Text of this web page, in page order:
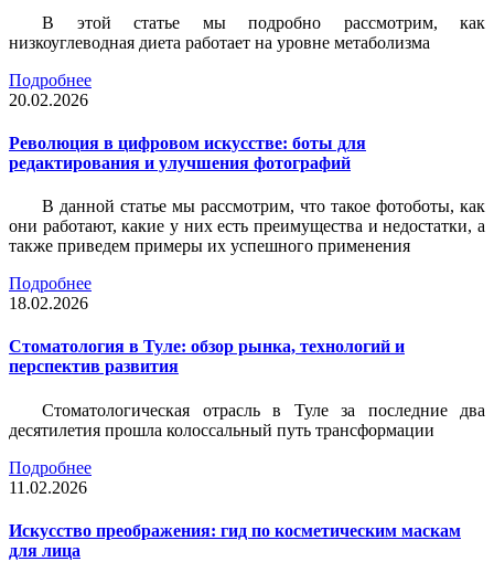
В этой статье мы подробно рассмотрим, как
низкоуглеводная диета работает на уровне метаболизма
Подробнее
20.02.2026
Революция в цифровом искусстве: боты для
редактирования и улучшения фотографий
В данной статье мы рассмотрим, что такое фотоботы, как
они работают, какие у них есть преимущества и недостатки, а
также приведем примеры их успешного применения
Подробнее
18.02.2026
Стоматология в Туле: обзор рынка, технологий и
перспектив развития
Стоматологическая отрасль в Туле за последние два
десятилетия прошла колоссальный путь трансформации
Подробнее
11.02.2026
Искусство преображения: гид по косметическим маскам
для лица